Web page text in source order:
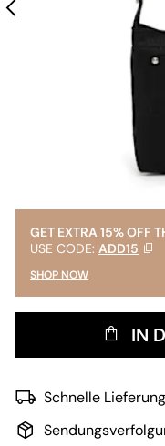
GET EXTRA 15% OFF
USE CODE: ADD15
SHOP NOW
IN
Schnelle